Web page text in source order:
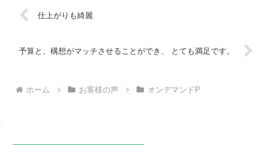
仕上がりも綺麗
予算と、構想がマッチさせることができ、 とても満足です。
ホーム お客様の声 オンデマンドP